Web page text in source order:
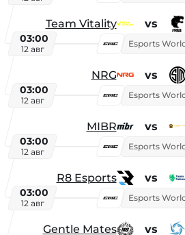
Team Vitality vs
03:00
12 авг
NRG vs
03:00
12 авг
MIBR vs
03:00
12 авг
R8 Esports vs
03:00
12 авг
Gentle Mates vs